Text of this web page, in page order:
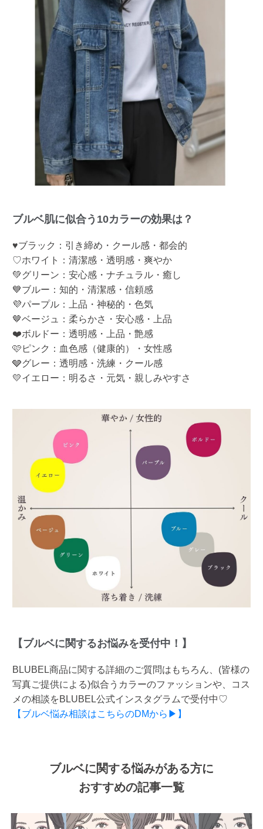
ブルベ肌に似合う10カラーの効果は？
♥ブラック：引き締め・クール感・都会的
♡ホワイト：清潔感・透明感・爽やか
💚グリーン：安心感・ナチュラル・癒し
💙ブルー：知的・清潔感・信頼感
💜パープル：上品・神秘的・色気
🤎ベージュ：柔らかさ・安心感・上品
❤️ボルドー：透明感・上品・艶感
🩷ピンク：血色感（健康的）・女性感
🩶グレー：透明感・洗練・クール感
💛イエロー：明るさ・元気・親しみやすさ
【ブルベに関するお悩みを受付中！】
BLUBEL商品に関する詳細のご質問はもちろん、(皆様の
写真ご提供による)似合うカラーのファッションや、コス
メの相談をBLUBEL公式インスタグラムで受付中♡
【ブルベ悩み相談はこちらのDMから▶】
ブルベに関する悩みがある方に
おすすめの記事一覧